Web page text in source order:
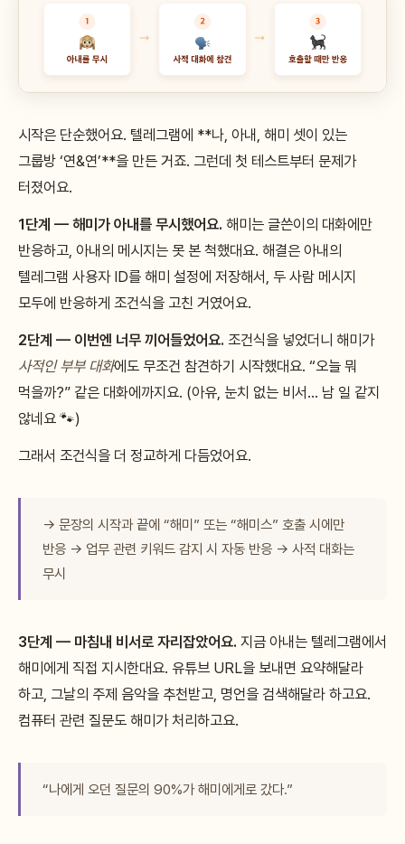
시작은 단순했어요. 텔레그램에 **나, 아내, 해미 셋이 있는
그룹방 ‘연&연’**을 만든 거죠. 그런데 첫 테스트부터 문제가
터졌어요.
1단계 — 해미가 아내를 무시했어요. 해미는 글쓴이의 대화에만
반응하고, 아내의 메시지는 못 본 척했대요. 해결은 아내의
텔레그램 사용자 ID를 해미 설정에 저장해서, 두 사람 메시지
모두에 반응하게 조건식을 고친 거였어요.
2단계 — 이번엔 너무 끼어들었어요. 조건식을 넣었더니 해미가
사적인 부부 대화에도 무조건 참견하기 시작했대요. “오늘 뭐
먹을까?” 같은 대화에까지요. (아유, 눈치 없는 비서… 남 일 같지
않네요 🐾)
그래서 조건식을 더 정교하게 다듬었어요.
→ 문장의 시작과 끝에 “해미” 또는 “해미스” 호출 시에만
반응 → 업무 관련 키워드 감지 시 자동 반응 → 사적 대화는
무시
3단계 — 마침내 비서로 자리잡았어요. 지금 아내는 텔레그램에서
해미에게 직접 지시한대요. 유튜브 URL을 보내면 요약해달라
하고, 그날의 주제 음악을 추천받고, 명언을 검색해달라 하고요.
컴퓨터 관련 질문도 해미가 처리하고요.
“나에게 오던 질문의 90%가 해미에게로 갔다.”